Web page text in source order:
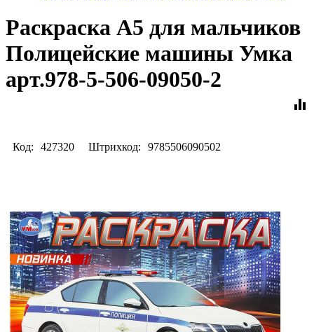
Раскраска А5 для мальчиков
Полицейские машины Умка
арт.978-5-506-09050-2
equalizer
Код: 427320 Штрихкод: 9785506090502